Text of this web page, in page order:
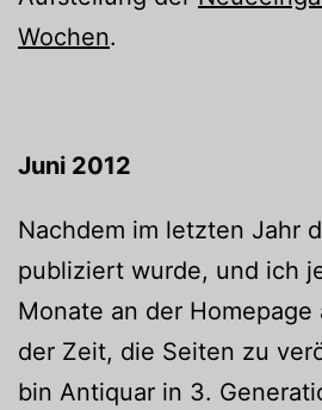
Wochen.
Juni 2012
Nachdem im letzten Jahr
publiziert wurde, und ich
Monate an der
der Zeit, die Seiten zu
bin Antiquar in 3.